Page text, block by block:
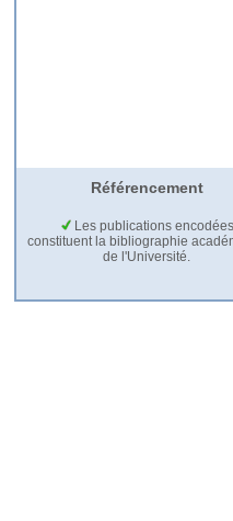
Référencement
Les publications encodées
constituent la bibliographie
de l'Université.